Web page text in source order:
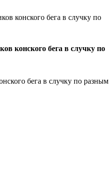
конского бега в случку по
конского бега в случку по
бега в случку по разным